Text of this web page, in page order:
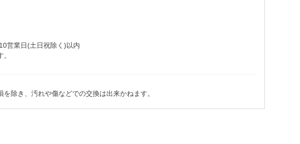
営業日(土日祝除く)以内
除き、汚れや傷などでの交換は出来かねます。